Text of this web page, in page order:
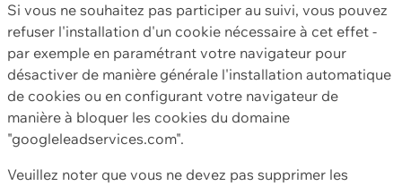
Si vous ne souhaitez pas participer au suivi, vous pouvez
refuser l'installation d'un cookie nécessaire à cet effet -
par exemple en paramétrant votre navigateur pour
désactiver de manière générale l'installation automatique
de cookies ou en configurant votre navigateur de
manière à bloquer les cookies du domaine
"googleleadservices.com".
Veuillez noter que vous ne devez pas supprimer les